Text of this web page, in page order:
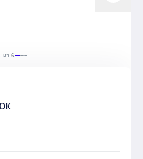
из 6